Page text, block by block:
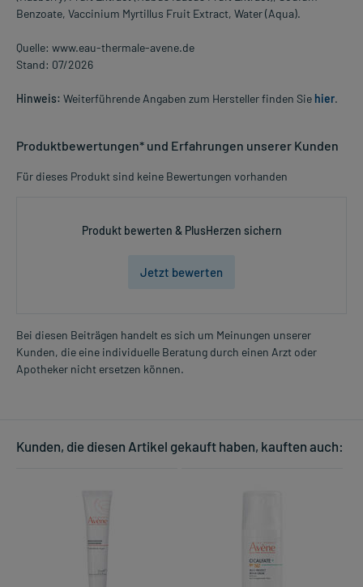
Benzoate, Vaccinium Myrtillus Fruit Extract, Water (Aqua).
Quelle: www.eau-thermale-avene.de
Stand: 07/2026
Hinweis: Weiterführende Angaben zum Hersteller finden Sie hier.
Produktbewertungen* und Erfahrungen unserer Kunden
Für dieses Produkt sind keine Bewertungen vorhanden
Produkt bewerten & PlusHerzen sichern
Jetzt bewerten
Bei diesen Beiträgen handelt es sich um Meinungen unserer
Kunden, die eine individuelle Beratung durch einen Arzt oder
Apotheker nicht ersetzen können.
Kunden, die diesen Artikel gekauft haben, kauften auch: